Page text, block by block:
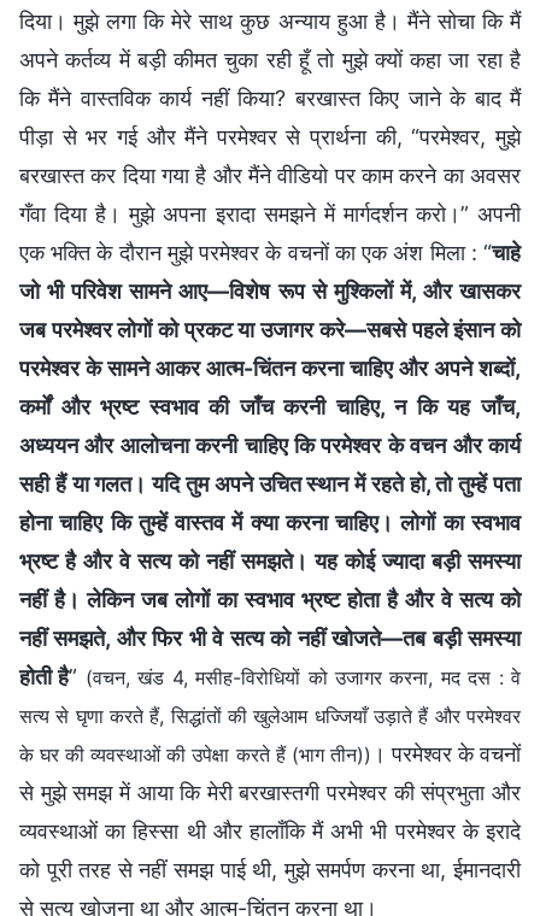
दिया। मुझे लगा कि मेरे साथ कुछ अन्याय हुआ है। मैंने सोचा कि मैं
अपने कर्तव्य में बड़ी कीमत चुका रही हूँ तो मुझे क्यों कहा जा रहा है
कि मैंने वास्तविक कार्य नहीं किया? बरखास्त किए जाने के बाद मैं
पीड़ा से भर गई और मैंने परमेश्वर से प्रार्थना की, “परमेश्वर, मुझे
बरखास्त कर दिया गया है और मैंने वीडियो पर काम करने का अवसर
गँवा दिया है। मुझे अपना इरादा समझने में मार्गदर्शन करो।” अपनी
एक भक्ति के दौरान मुझे परमेश्वर के वचनों का एक अंश मिला : “चाहे
जो भी परिवेश सामने आए—विशेष रूप से मुश्किलों में, और खासकर
जब परमेश्वर लोगों को प्रकट या उजागर करे—सबसे पहले इंसान को
परमेश्वर के सामने आकर आत्म-चिंतन करना चाहिए और अपने शब्दों,
कर्मों और भ्रष्ट स्वभाव की जाँच करनी चाहिए, न कि यह जाँच,
अध्ययन और आलोचना करनी चाहिए कि परमेश्वर के वचन और कार्य
सही हैं या गलत। यदि तुम अपने उचित स्थान में रहते हो, तो तुम्हें पता
होना चाहिए कि तुम्हें वास्तव में क्या करना चाहिए। लोगों का स्वभाव
भ्रष्ट है और वे सत्य को नहीं समझते। यह कोई ज्यादा बड़ी समस्या
नहीं है। लेकिन जब लोगों का स्वभाव भ्रष्ट होता है और वे सत्य को
नहीं समझते, और फिर भी वे सत्य को नहीं खोजते—तब बड़ी समस्या
होती है” (वचन, खंड 4, मसीह-विरोधियों को उजागर करना, मद दस : वे
सत्य से घृणा करते हैं, सिद्धांतों की खुलेआम धज्जियाँ उड़ाते हैं और परमेश्वर
के घर की व्यवस्थाओं की उपेक्षा करते हैं (भाग तीन)) । परमेश्वर के वचनों
से मुझे समझ में आया कि मेरी बरखास्तगी परमेश्वर की संप्रभुता और
व्यवस्थाओं का हिस्सा थी और हालाँकि मैं अभी भी परमेश्वर के इरादे
को पूरी तरह से नहीं समझ पाई थी, मुझे समर्पण करना था, ईमानदारी
से सत्य खोजना था और आत्म-चिंतन करना था।